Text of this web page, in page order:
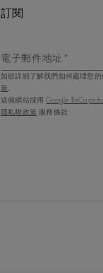
訂閱
電子郵件地址*
如欲詳細了解我們如何處理您
策 。
這個網站採用Google
隱私權政策 服務條款